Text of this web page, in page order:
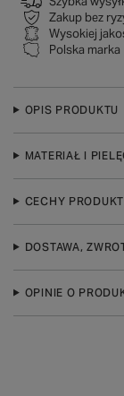
Zakup bez
Wysokiej
Polska marka
OPIS PRODUKTU
MATERIAŁ I
CECHY
DOSTAWA,
OPINIE O